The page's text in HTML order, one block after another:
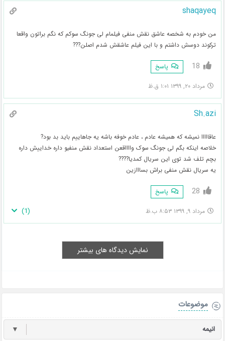
shaqayeq
من خودم به شخصه عاشق نقش منفی فیلمام لی جونگ سوکم که نگم براتون واقعا
ترکوند دوسش داشتم و با این فیلم عاشقش شدم اصلن???
18 پاسخ
مرداد ۲۰, ۱۳۹۹ ۱:۰۱ ق.ظ
Sh.azi
عاقااااا نمیشه که همیشه عادم ، عادم خوفه باشه یه جاهاییم باید بد بود?
خلاصه اینکه بگم لی جونگ سوک وااااقعن استعداد نقش منفیو داره خداییش داره
بچم تلف شد توی این سریال کمدیا????
یه سریال نقش منفی براش بسااازین
28 پاسخ
مرداد ۹, ۱۳۹۹ ۸:۵۳ ب.ظ (
1
)
نمایش دیدگاه های بیشتر
موضوعات
انیمه ▼